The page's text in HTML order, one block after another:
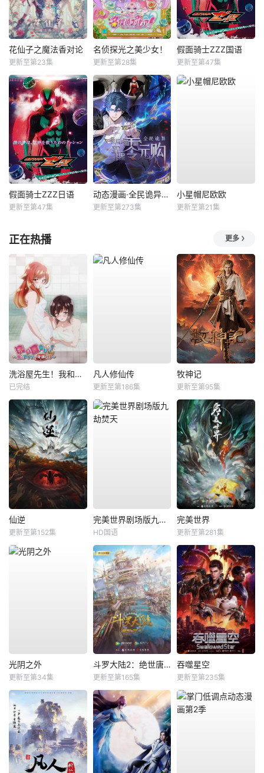
花仙子之魔法香对论
更新至第23集
名侦探光之美少女！
更新至第28集
假面骑士ZZZ国语
更新至第47集
假面骑士ZZZ日语
更新至第47集
动态漫画·全民诡异：开局掌握零元购
更新至第273集
小星帽尼欧欧
更新至第21集
正在热播 更多
洗浴屋先生！我和那家伙在女浴池！？
已完结
凡人修仙传
更新至第186集
牧神记
更新至第95集
仙逆
更新至第152集
完美世界剧场版九劫焚天
HD国语
完美世界
更新至第281集
光阴之外
更新至第34集
斗罗大陆2：绝世唐门
更新至第165集
吞噬星空
更新至第235集